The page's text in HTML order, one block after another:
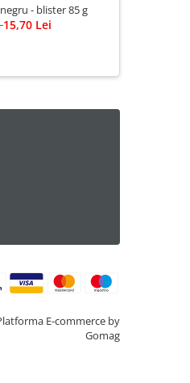
- blister 85 g
15,70 Lei
E-commerce by
Gomag